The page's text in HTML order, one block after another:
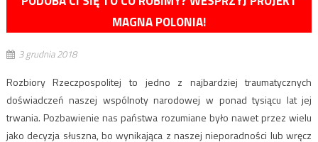
MAGNA POLONIA!
3 grudnia 2018
Rozbiory Rzeczpospolitej to jedno z najbardziej traumatycznych
doświadczeń naszej wspólnoty narodowej w ponad tysiącu lat jej
trwania. Pozbawienie nas państwa rozumiane było nawet przez wielu
jako decyzja słuszna, bo wynikająca z naszej nieporadności lub wręcz